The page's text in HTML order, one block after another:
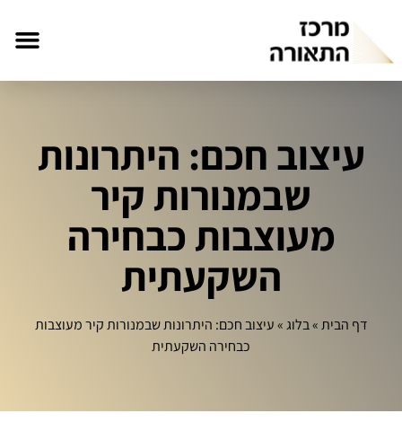
עיצוב חכם: היתרונות
שבמנורות קיר
מעוצבות כבחירה
השקעתית
דף הבית»בלוג»עיצוב חכם: היתרונות שבמנורות קיר מעוצבות
כבחירה השקעתית